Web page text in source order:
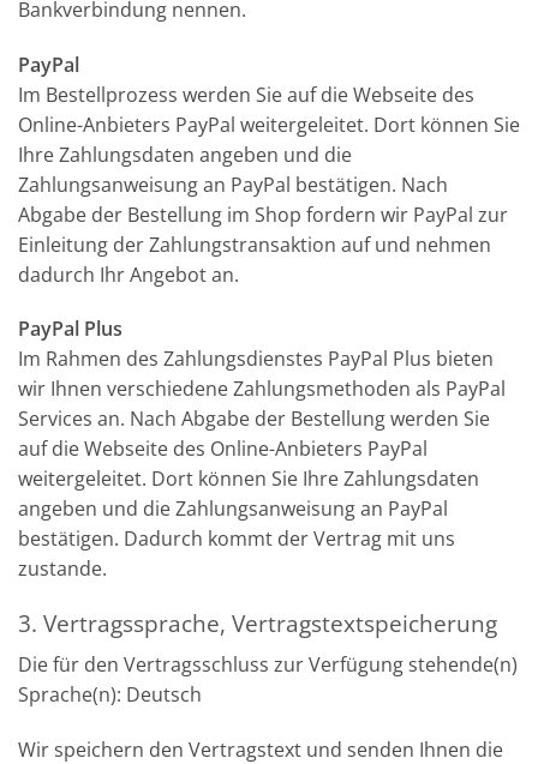
Bankverbindung nennen.
PayPal
Im Bestellprozess werden Sie auf die Webseite des
Online-Anbieters PayPal weitergeleitet. Dort können Sie
Ihre Zahlungsdaten angeben und die
Zahlungsanweisung an PayPal bestätigen. Nach
Abgabe der Bestellung im Shop fordern wir PayPal zur
Einleitung der Zahlungstransaktion auf und nehmen
dadurch Ihr Angebot an.
PayPal Plus
Im Rahmen des Zahlungsdienstes PayPal Plus bieten
wir Ihnen verschiedene Zahlungsmethoden als PayPal
Services an. Nach Abgabe der Bestellung werden Sie
auf die Webseite des Online-Anbieters PayPal
weitergeleitet. Dort können Sie Ihre Zahlungsdaten
angeben und die Zahlungsanweisung an PayPal
bestätigen. Dadurch kommt der Vertrag mit uns
zustande.
3. Vertragssprache, Vertragstextspeicherung
Die für den Vertragsschluss zur Verfügung stehende(n)
Sprache(n): Deutsch
Wir speichern den Vertragstext und senden Ihnen die